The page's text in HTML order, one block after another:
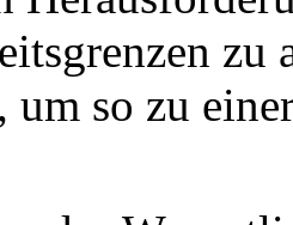
um so zu